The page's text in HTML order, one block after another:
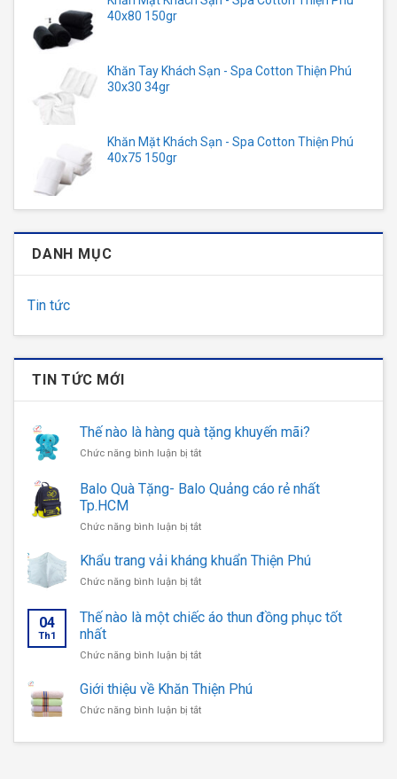
40x80 150gr
Khăn Tay Khách Sạn - Spa Cotton Thiện Phú
30x30 34gr
Khăn Mặt Khách Sạn - Spa Cotton Thiện Phú
40x75 150gr
DANH MỤC
Tin tức
TIN TỨC MỚI
Thế nào là hàng quà tặng khuyến mãi?
Chức năng bình luận bị tắtở
nào
là
quà
khuyến
Balo Quà Tặng- Balo Quảng cáo rẻ nhất
Tp.HCM
Chức năng bình luận bị tắtở
Quà
Tặng-
Balo
cáo
Tp.HCM
Khẩu trang vải kháng khuẩn Thiện Phú
Chức năng bình luận bị tắtở
trang
vải
khuẩn
Phú
04
Th1
Thế nào là một chiếc áo thun đồng phục tốt
nhất
Chức năng bình luận bị tắtở
nào
một
áo
Giới thiệu về Khăn Thiện Phú
Chức năng bình luận bị tắtở
thiệu